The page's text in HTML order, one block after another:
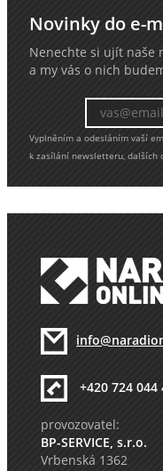
Novinky do e-
Nenechte si ujít naše
a my vás o nich
Vyplněním a odesláním vaší
k zasílání newsletteru, dalších
+420 724 044
provozovatel:
BP-SERVICE, s.r.o.
Vrbenská 1362